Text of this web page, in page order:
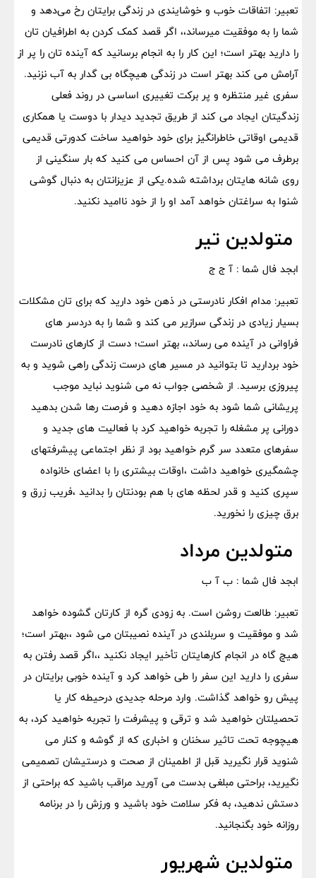
تعبیر: اتفاقات خوب و خوشایندی در زندگی برایتان رخ می‌دهد و
شما را به موفقیت میرساند،، اگر قصد کمک کردن به اطرافیان تان
را دارید بهتر است؛ این کار را به انجام برسانید که آینده تان را پر از
آرامش می کند بهتر است در زندگی هیچگاه بی گدار به آب نزنید.
سفری غیر منتظره و پر برکت تغییری اساسی در روند فعلی
زندگیتان ایجاد می کند از طریق تجدید دیدار با دوست یا همکاری
قدیمی اوقاتی خاطرانگیز برای خود خواهید ساخت کدورتی قدیمی
برطرف می شود پس از آن احساس می کنید که بار سنگینی از
روی شانه هایتان برداشته شده.یکی از عزیزانتان به دنبال گوشی
شنوا به سراغتان خواهد آمد او را از خود ناامید نکنید.
متولدین تیر
ابجد فال شما : آ ج ج
تعبیر: مدام افکار نادرستی در ذهن خود دارید که برای تان مشکلات
بسیار زیادی در زندگی سرازیر می کند و شما را به دردسر های
فراوانی در آینده می رساند،، بهتر است؛ دست از کارهای نادرست
خود بردارید تا بتوانید در مسیر های درست زندگی راهی شوید و به
پیروزی برسید. از شخصى جواب نه مى شنوید نباید موجب
پریشانى شما شود به خود اجازه دهید و فرصت رها شدن بدهید
دورانى پر مشغله را تجربه خواهید کرد با فعالیت هاى جدید و
سفرهاى متعدد سر گرم خواهید بود از نظر اجتماعى پیشرفتهاى
چشمگیرى خواهید داشت ،اوقات بیشترى را با اعضاى خانواده
سپرى کنید و قدر لحظه هاى با هم بودنتان را بدانید ،فریب زرق و
برق چیزى را نخورید.
متولدین مرداد
ابجد فال شما : ب آ ب
تعبیر: طالعت روشن است. به زودی گره از کارتان گشوده خواهد
شد و موفقیت و سربلندی در آینده نصیبتان می شود ،،بهتر است؛
هیچ گاه در انجام کارهایتان تأخیر ایجاد نکنید ،،اگر قصد رفتن به
سفری را دارید این سفر را طی خواهد کرد و آینده خوبی برایتان در
پیش رو خواهد گذاشت. وارد مرحله جدیدی درحیطه کار یا
تحصیلتان خواهید شد و ترقی و پیشرفت را تجربه خواهید کرد، به
هیچوجه تحت تاثیر سخنان و اخباری که از گوشه و کنار می
شنوید قرار نگیرید قبل از اطمینان از صحت و درستیشان تصمیمی
نگیرید، براحتی مبلغی بدست می آورید مراقب باشید که براحتی از
دستش ندهید، به فکر سلامت خود باشید و ورزش را در برنامه
روزانه خود بگنجانید.
متولدین شهریور